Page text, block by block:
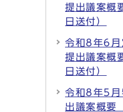
提出議案概
日送付）
令和8年6月
提出議案概
日送付）
令和8年5月
出議案概要